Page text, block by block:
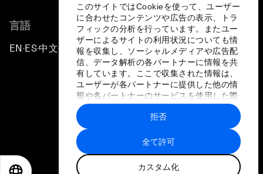
このサイトではCookieを使って、ユーザー
に合わせたコンテンツや広告の表示、トラ
フィックの分析を行っています。またユー
ザーによるサイトの利用状況についても情
報を収集し、ソーシャルメディアや広告配
信、データ解析の各パートナーに情報を共
有しています。ここで収集された情報は、
ユーザーが各パートナーに提供した他の情
報や各パートナーのサービスを使用した際
に収集された情報と組み合わされ、各パー
トナーによって使用されることがありま
す。
全て許可
カスタム化
拒否
言語
EN ▪ES▪中文▪ 日本語
プライバシーポリシーと利用規約
サイトマップ
©
世界経済フォーラム